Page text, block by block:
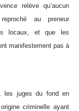
relève qu’aucun
au preneur
locaux, et que les
manifestement pas à
les juges du fond en
criminelle ayant